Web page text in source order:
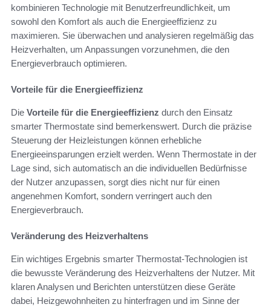
kombinieren Technologie mit Benutzerfreundlichkeit, um
sowohl den Komfort als auch die Energieeffizienz zu
maximieren. Sie überwachen und analysieren regelmäßig das
Heizverhalten, um Anpassungen vorzunehmen, die den
Energieverbrauch optimieren.
Vorteile für die Energieeffizienz
Die Vorteile für die Energieeffizienz durch den Einsatz
smarter Thermostate sind bemerkenswert. Durch die präzise
Steuerung der Heizleistungen können erhebliche
Energieeinsparungen erzielt werden. Wenn Thermostate in der
Lage sind, sich automatisch an die individuellen Bedürfnisse
der Nutzer anzupassen, sorgt dies nicht nur für einen
angenehmen Komfort, sondern verringert auch den
Energieverbrauch.
Veränderung des Heizverhaltens
Ein wichtiges Ergebnis smarter Thermostat-Technologien ist
die bewusste Veränderung des Heizverhaltens der Nutzer. Mit
klaren Analysen und Berichten unterstützen diese Geräte
dabei, Heizgewohnheiten zu hinterfragen und im Sinne der